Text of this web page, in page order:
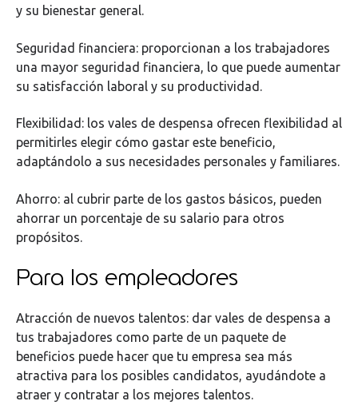
y su bienestar general.
Seguridad financiera: proporcionan a los trabajadores
una mayor seguridad financiera, lo que puede aumentar
su satisfacción laboral y su productividad.
Flexibilidad: los vales de despensa ofrecen flexibilidad al
permitirles elegir cómo gastar este beneficio,
adaptándolo a sus necesidades personales y familiares.
Ahorro: al cubrir parte de los gastos básicos, pueden
ahorrar un porcentaje de su salario para otros
propósitos.
Para los empleadores
Atracción de nuevos talentos: dar vales de despensa a
tus trabajadores como parte de un paquete de
beneficios puede hacer que tu empresa sea más
atractiva para los posibles candidatos, ayudándote a
atraer y contratar a los mejores talentos.